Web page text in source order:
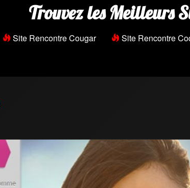
Trouvez les Meilleurs
Site Rencontre Cougar Site Rencontre